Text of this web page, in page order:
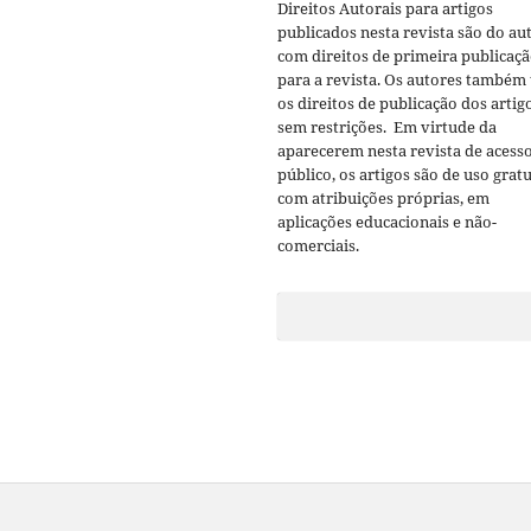
Direitos Autorais para artigos
publicados nesta revista são do
com direitos de primeira
para a revista. Os autores também
os direitos de publicação dos
sem restrições. Em virtude da
aparecerem nesta revista de
público, os artigos são de uso
com atribuições próprias, em
aplicações educacionais e não-
comerciais.